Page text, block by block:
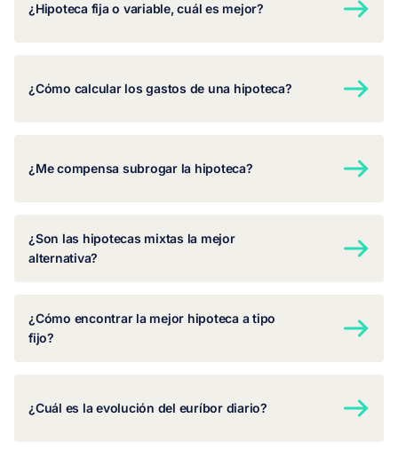
¿Hipoteca fija o variable, cuál es mejor?
¿Cómo calcular los gastos de una hipoteca?
¿Me compensa subrogar la hipoteca?
¿Son las hipotecas mixtas la mejor
alternativa?
¿Cómo encontrar la mejor hipoteca a tipo
fijo?
¿Cuál es la evolución del euríbor diario?